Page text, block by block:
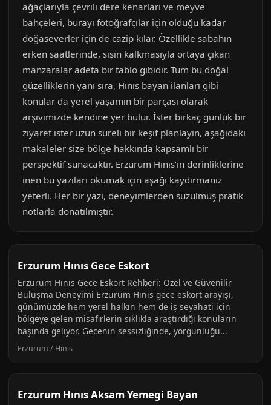
ağaçlarıyla çevrili dere kenarları ve meyve
bahçeleri, burayı fotoğrafçılar için olduğu kadar
doğaseverler için de cazip kılar. Özellikle sabahın
erken saatlerinde, sisin kalkmasıyla ortaya çıkan
manzaralar adeta bir tablo gibidir. Tüm bu doğal
güzelliklerin yanı sıra, Hınıs bayan ilanları gibi
konular da yerel yaşamın bir parçası olarak
arşivimizde kendine yer bulur. İster birkaç günlük bir
ziyaret ister uzun süreli bir keşif planlayın, aşağıdaki
makaleler size bölge hakkında kapsamlı bir
perspektif sunacaktır. Erzurum Hınıs’ın derinliklerine
inen bu yazıları okumak için aşağı kaydırmanız
yeterli. Her bir yazı, deneyimlerden süzülmüş pratik
notlarla donatılmıştır.
Erzurum Hınıs Gece Eskort
Erzurum Hınıs Gece Eskort Rehberi: Özel ve Güvenilir
Buluşma Deneyimi Erzurum Hınıs gece eskort arayışı,
günümüzde hem yerel halkın hem de iş seyahati için
bölgeye gelen misafirlerin sıklıkla araştırdığı konuların
başında geliyor. Gecenin sessizliğinde, yorgunluğu...
Erzurum / Hınıs
Erzurum Hınıs Aksam Yemegi Bayan